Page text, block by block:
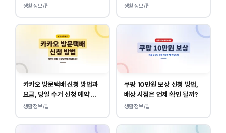
생활정보/팁 생활정보/팁
카카오 방문택배 신청 방법과
요금, 당일 수거 신청 예약 안
내
생활정보/팁
쿠팡 10만원 보상 신청 방법,
배상 시점은 언제 확인 될까?
생활정보/팁